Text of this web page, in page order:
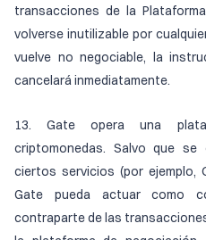
transacciones de la
volverse inutilizable por
vuelve no negociable, la
cancelará inmediatamente.
13. Gate opera una
criptomonedas. Salvo que
ciertos servicios (por ejemplo,
Gate pueda actuar como
contraparte de las